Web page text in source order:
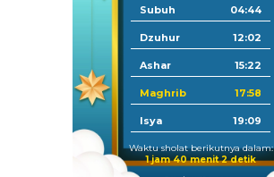
Subuh 04:44
Dzuhur 12:02
Ashar 15:22
Maghrib 17:58
Isya 19:09
Waktu sholat berikutnya dalam:
1 jam 40 menit 0 detik